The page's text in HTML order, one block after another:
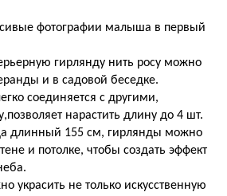
фотографии малыша в первый
гирлянду нить росу можно
и в садовой беседке.
соединяется с другими,
нарастить длину до 4 шт.
длинный 155 см, гирлянды можно
и потолке, чтобы создать эффект
украсить не только искусственную